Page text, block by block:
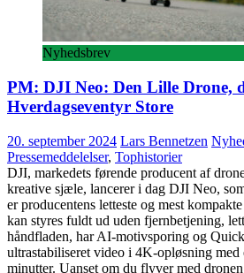
Nyhedsbrev
PM: DJI Neo: Den Lille Drone,
Hverdagseventyr Store
20. september 2024 Lars Bennetzen
Pressemeddelelser, Tophistorier
DJI, markedets førende producent af
kreative sjæle, lancerer i dag DJI Neo,
er producentens letteste og mest
kan styres fuldt ud uden fjernbetjening,
håndfladen, har AI-motivsporing og
ultrastabiliseret video i 4K-opløsning
minutter. Uanset om du flyver med